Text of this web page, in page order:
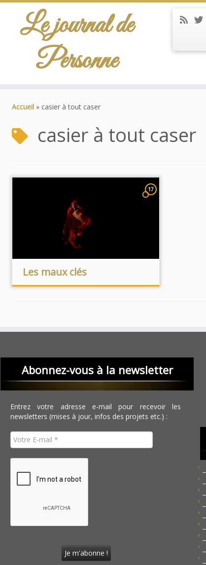
Le journal de
Personne
Accueil » casier à tout caser
casier à tout caser
17
Les maux clés
Abonnez-vous à la newsletter
Entrez votre adresse e-mail pour recevoir les
newsletters (mises à jour, infos des projets etc.) :